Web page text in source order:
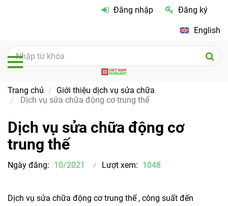
Dịch vụ sửa chữa động cơ
trung thế
Ngày đăng: 10/2021 Lượt xem: 1048
Dịch vụ sửa chữa động cơ trung thế , công suất đến
Đăng nhập Đăng ký
English
Trang chủ
Giới thiệu dịch vụ sửa chữa
Dịch vụ sửa chữa động cơ trung thế